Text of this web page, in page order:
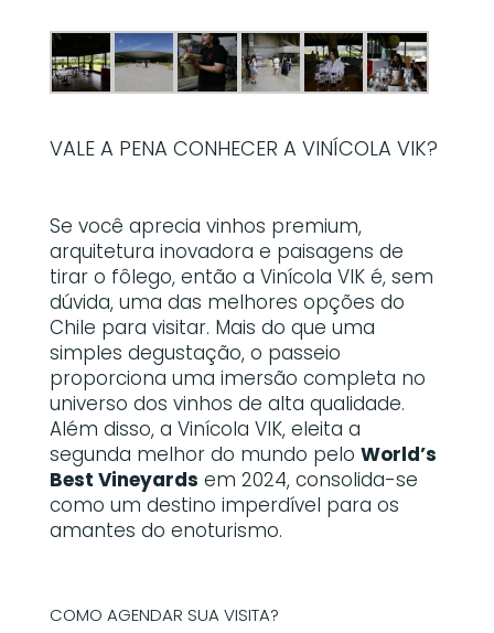
VALE A PENA CONHECER A VINÍCOLA VIK?
Se você aprecia vinhos premium,
arquitetura inovadora e paisagens de
tirar o fôlego, então a Vinícola VIK é, sem
dúvida, uma das melhores opções do
Chile para visitar. Mais do que uma
simples degustação, o passeio
proporciona uma imersão completa no
universo dos vinhos de alta qualidade.
Além disso, a Vinícola VIK, eleita a
segunda melhor do mundo pelo World’s
Best Vineyards em 2024, consolida-se
como um destino imperdível para os
amantes do enoturismo.
COMO AGENDAR SUA VISITA?